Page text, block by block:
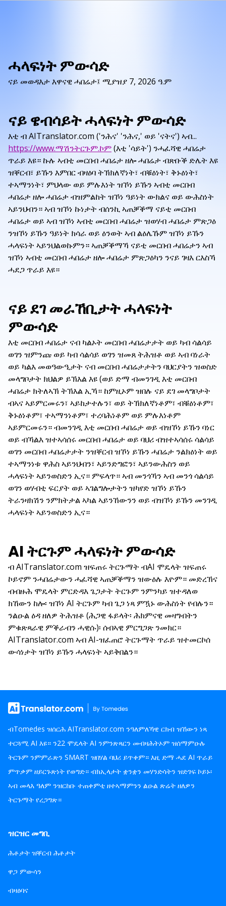
ሓላፍነት ምውሳድ
ናይ መወዳእታ እዋናዊ ሓበሬታ፤ ሚያዝያ 7, 2026 ዓ.ም
ናይ ዌብሳይት ሓላፍነት ምውሳድ
እቲ ብ AITranslator.com ('ንሕና' 'ንሕና,' ወይ 'ናትና') ኣብ...
https://www.ማሽንትርጉም.ኮም(እቲ 'ሳይት') ንሓፈሻዊ ሓበሬታ
ጥራይ እዩ። ኩሉ ኣብቲ መርበብ ሓበሬታ ዘሎ ሓበሬታ ብጽቡቕ ድሌት እዩ
ዝቐርብ፣ ይኹን እምበር ብዛዕባ ትኽክለኛነት፣ ብቑዕነት፣ ቅኑዕነት፣
ተኣማንነት፣ ምህላው ወይ ምሉእነት ዝኾነ ይኹን ኣብቲ መርበብ
ሓበሬታ ዘሎ ሓበሬታ ብዝምልከት ዝኾነ ዓይነት ውክልና ወይ ውሕስነት
ኣይንህብን። ኣብ ዝኾነ ኩነታት ብሰንኪ ኣጠቓቕማ ናይቲ መርበብ
ሓበሬታ ወይ ኣብ ዝኾነ ኣብቲ መርበብ ሓበሬታ ዝወሃብ ሓበሬታ ምጽጋዕ
ንዝኾነ ይኹን ዓይነት ክሳራ ወይ ዕንወት ኣብ ልዕሌኹም ዝኾነ ይኹን
ሓላፍነት ኣይንህልወኩምን። ኣጠቓቕማኻ ናይቲ መርበብ ሓበሬታን ኣብ
ዝኾነ ኣብቲ መርበብ ሓበሬታ ዘሎ ሓበሬታ ምጽጋዕካን ንናይ ገዛእ ርእስኻ
ሓደጋ ጥራይ እዩ።
ናይ ደገ መራኸቢታት ሓላፍነት
ምውሳድ
እቲ መርበብ ሓበሬታ ናብ ካልኦት መርበብ ሓበሬታታት ወይ ካብ ሳልሳይ
ወገን ዝምንጩ ወይ ካብ ሳልሳይ ወገን ዝመጸ ትሕዝቶ ወይ ኣብ ባነራት
ወይ ካልእ መወዓውዒታት ናብ መርበብ ሓበሬታታትን ባህርያትን ዝወስድ
መላግቦታት ክህልዎ ይኽእል እዩ (ወይ ድማ ብመንገዲ እቲ መርበብ
ሓበሬታ ክትለኣኽ ትኽእል ኢኻ። ከምዚኦም ዝበሉ ናይ ደገ መላግቦታት
ብኣና ኣይምርመሩን፣ ኣይከታተሉን፣ ወይ ትኽክለኛነቶም፣ ብቑዕነቶም፣
ቅኑዕነቶም፣ ተኣማንነቶም፣ ተረባሕነቶም ወይ ምሉእነቶም
ኣይምርመሩን። ብመንገዲ እቲ መርበብ ሓበሬታ ወይ ብዝኾነ ይኹን ባነር
ወይ ብኻልእ ዝተኣሳሰሩ መርበብ ሓበሬታ ወይ ባህሪ ብዝተኣሳሰሩ ሳልሳይ
ወገን መርበብ ሓበሬታታት ንዝቐርብ ዝኾነ ይኹን ሓበሬታ ንልክዕነት ወይ
ተኣማንነቱ ዋሕስ ኣይንህብን፣ ኣይንድግፎን፣ ኣይንውሕስን ወይ
ሓላፍነት ኣይንወስድን ኢና። ምፍላጥ። ኣብ መንጎኻን ኣብ መንጎ ሳልሳይ
ወገን ወሃብቲ ፍርያት ወይ ኣገልግሎታትን ዝካየድ ዝኾነ ይኹን
ትራንዛክሽን ንምክትታል ኣካል ኣይንኸውንን ወይ ብዝኾነ ይኹን መንገዲ
ሓላፍነት ኣይንወስድን ኢና።
AI ትርጉም ሓላፍነት ምውሳድ
ብ AITranslator.com ዝፍጠሩ ትርጉማት ብAI ሞዴላት ዝፍጠሩ
ኮይኖም ንሓበሬታውን ሓፈሻዊ ኣጠቓቕማን ዝውዕሉ እዮም። መድረኽና
ብብዙሕ ሞዴላት ምርድዳእ ጌጋታት ትርጉም ንምንካይ ዝተዳለወ
ክኸውን ከሎ፡ ዝኾነ AI ትርጉም ካብ ጌጋ ነጻ ምዃኑ ውሕስነት የብሉን።
ንልዑል ዕዳ ዘለዎ ትሕዝቶ (ሕጋዊ ፋይላት፡ ሕክምናዊ መዛግብትን
ምቁጽጻራዊ ምቕራብን ሓዊሱ)፡ ሰብኣዊ ምርግጋጽ ንመክር።
AITranslator.com ኣብ AI-ዝፈጠሮ ትርጉማት ጥራይ ዝተመርኮሰ
ውሳነታት ዝኾነ ይኹን ሓላፍነት ኣይቅበልን።
ብTomedes ዝሰርሕ AITranslator.com ንዓለምለኻዊ ርክብ ዝኸውን ነጻ
ተርጓሚ AI እዩ። ን22 ሞዴላት AI ንምንጽጻርን መብዛሕትኦም ዝሰማምዑሉ
ትርጉም ንምምራጽን SMART ዝበሃል ባህሪ ይጥቀም። እዚ ድማ ሓደ AI ጥራይ
ምጥቃም ዘይርጉጽነት የወግድ። ብክኢላታት ቋንቋን መሃንድሳትን ዝድገፍ ኮይኑ፡
ኣብ መላእ ዓለም ንዝርከቡ ተጠቀምቲ ዘተኣማምንን ልዑል ጽሬት ዘለዎን
ትርጉማት የረጋግጽ።
ዝርዝር መግቢ
ሕቶታት ዝቐርብ ሕቶታት
ዋጋ ምውሳን
ብዛዕባና